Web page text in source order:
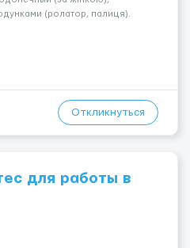
(ролатор, палиця).
Требования: По...
Откликнуться
для работы в